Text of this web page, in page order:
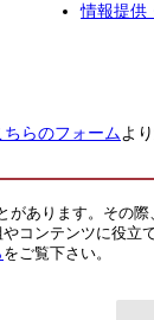
情報提供
ちらのフォームよ
があります。その
コンテンツに役
をご覧下さい。